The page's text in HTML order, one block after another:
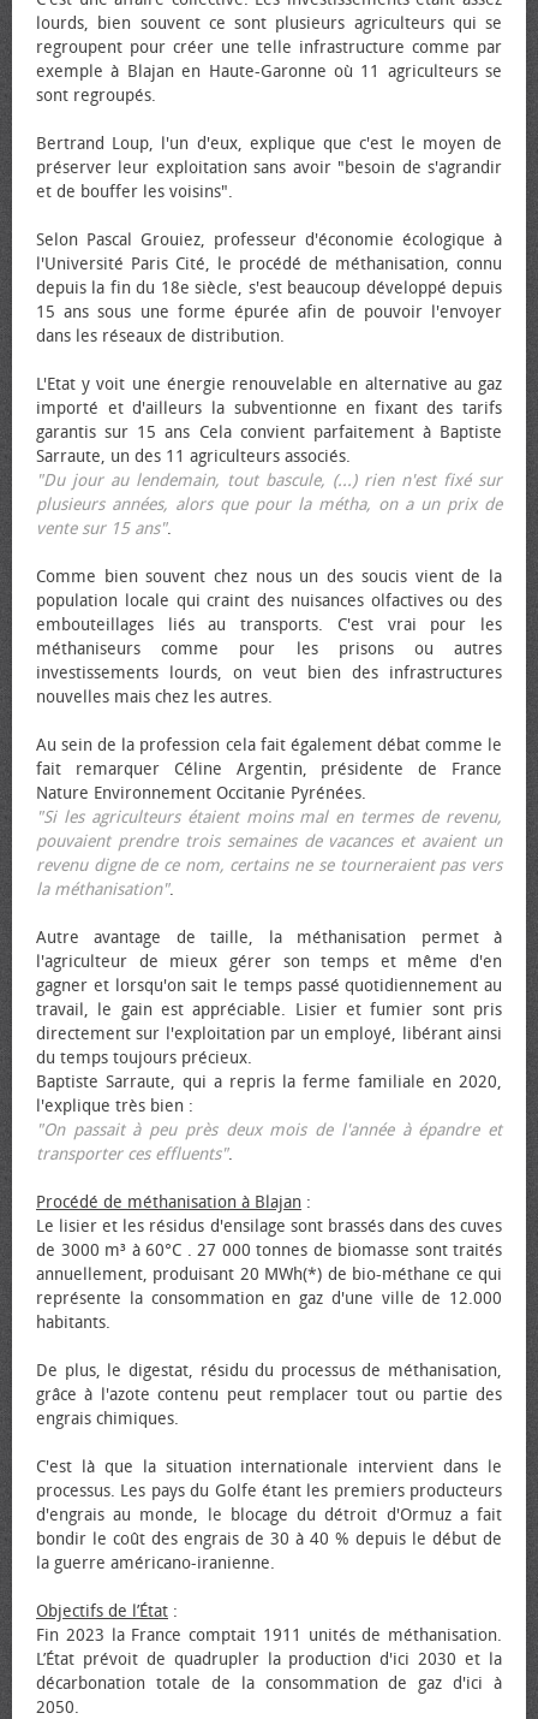
lourds, bien souvent ce sont plusieurs agriculteurs qui se
regroupent pour créer une telle infrastructure comme par
exemple à Blajan en Haute-Garonne où 11 agriculteurs se
sont regroupés.
Bertrand Loup, l'un d'eux, explique que c'est le moyen de
préserver leur exploitation sans avoir "besoin de s'agrandir
et de bouffer les voisins".
Selon Pascal Grouiez, professeur d'économie écologique à
l'Université Paris Cité, le procédé de méthanisation, connu
depuis la fin du 18e siècle, s'est beaucoup développé depuis
15 ans sous une forme épurée afin de pouvoir l'envoyer
dans les réseaux de distribution.
L'Etat y voit une énergie renouvelable en alternative au gaz
importé et d'ailleurs la subventionne en fixant des tarifs
garantis sur 15 ans Cela convient parfaitement à Baptiste
Sarraute, un des 11 agriculteurs associés.
"Du jour au lendemain, tout bascule, (...) rien n'est fixé sur
plusieurs années, alors que pour la métha, on a un prix de
vente sur 15 ans".
Comme bien souvent chez nous un des soucis vient de la
population locale qui craint des nuisances olfactives ou des
embouteillages liés au transports. C'est vrai pour les
méthaniseurs comme pour les prisons ou autres
investissements lourds, on veut bien des infrastructures
nouvelles mais chez les autres.
Au sein de la profession cela fait également débat comme le
fait remarquer Céline Argentin, présidente de France
Nature Environnement Occitanie Pyrénées.
"Si les agriculteurs étaient moins mal en termes de revenu,
pouvaient prendre trois semaines de vacances et avaient un
revenu digne de ce nom, certains ne se tourneraient pas vers
la méthanisation".
Autre avantage de taille, la méthanisation permet à
l'agriculteur de mieux gérer son temps et même d'en
gagner et lorsqu'on sait le temps passé quotidiennement au
travail, le gain est appréciable. Lisier et fumier sont pris
directement sur l'exploitation par un employé, libérant ainsi
du temps toujours précieux.
Baptiste Sarraute, qui a repris la ferme familiale en 2020,
l'explique très bien :
"On passait à peu près deux mois de l'année à épandre et
transporter ces effluents".
Procédé de méthanisation à Blajan :
Le lisier et les résidus d'ensilage sont brassés dans des cuves
de 3000 m³ à 60°C . 27 000 tonnes de biomasse sont traités
annuellement, produisant 20 MWh(*) de bio-méthane ce qui
représente la consommation en gaz d'une ville de 12.000
habitants.
De plus, le digestat, résidu du processus de méthanisation,
grâce à l'azote contenu peut remplacer tout ou partie des
engrais chimiques.
C'est là que la situation internationale intervient dans le
processus. Les pays du Golfe étant les premiers producteurs
d'engrais au monde, le blocage du détroit d'Ormuz a fait
bondir le coût des engrais de 30 à 40 % depuis le début de
la guerre américano-iranienne.
Objectifs de l’État :
Fin 2023 la France comptait 1911 unités de méthanisation.
L’État prévoit de quadrupler la production d'ici 2030 et la
décarbonation totale de la consommation de gaz d'ici à
2050.